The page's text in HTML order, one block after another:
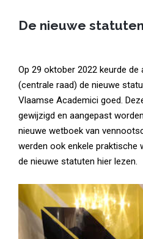
De nieuwe
Op 29 oktober 2022 keurde de
(centrale raad) de nieuwe
Vlaamse Academici goed.
gewijzigd en aangepast
nieuwe wetboek van
werden ook enkele praktische
de nieuwe statuten hier lezen.